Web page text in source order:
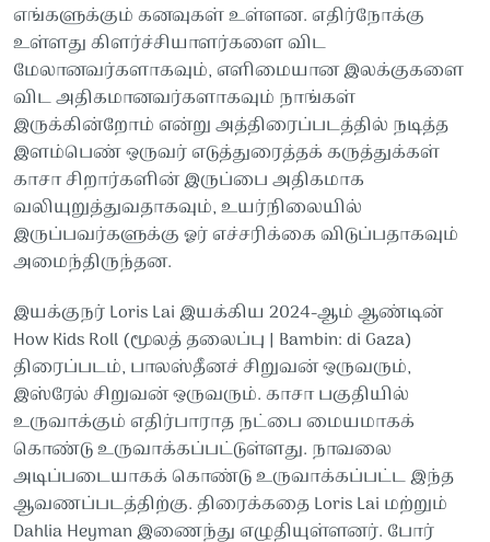
எங்களுக்கும் கனவுகள் உள்ளன. எதிர்நோக்கு
உள்ளது கிளர்ச்சியாளர்களை விட
மேலானவர்களாகவும், எளிமையான இலக்குகளை
விட அதிகமானவர்களாகவும் நாங்கள்
இருக்கின்றோம் என்று அத்திரைப்படத்தில் நடித்த
இளம்பெண் ஒருவர் எடுத்துரைத்தக் கருத்துக்கள்
காசா சிறார்களின் இருப்பை அதிகமாக
வலியுறுத்துவதாகவும், உயர்நிலையில்
இருப்பவர்களுக்கு ஓர் எச்சரிக்கை விடுப்பதாகவும்
அமைந்திருந்தன.
இயக்குநர் Loris Lai இயக்கிய 2024-ஆம் ஆண்டின்
How Kids Roll (மூலத் தலைப்பு | Bambin: di Gaza)
திரைப்படம், பாலஸ்தீனச் சிறுவன் ஒருவரும்,
இஸ்ரேல் சிறுவன் ஒருவரும். காசா பகுதியில்
உருவாக்கும் எதிர்பாராத நட்பை மையமாகக்
கொண்டு உருவாக்கப்பட்டுள்ளது. நாவலை
அடிப்படையாகக் கொண்டு உருவாக்கப்பட்ட இந்த
ஆவணப்படத்திற்கு. திரைக்கதை Loris Lai மற்றும்
Dahlia Heyman இணைந்து எழுதியுள்ளனர். போர்